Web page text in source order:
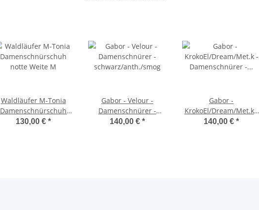
Waldläufer M-Tonia
Damenschnürschuh
notte Weite M
130,00 € *
Gabor - Velour -
Damenschnürer -
schwarz/anth./smog
140,00 € *
Gabor -
KrokoEl/Dream/Met.k -
Damenschnürer -
140,00 € *